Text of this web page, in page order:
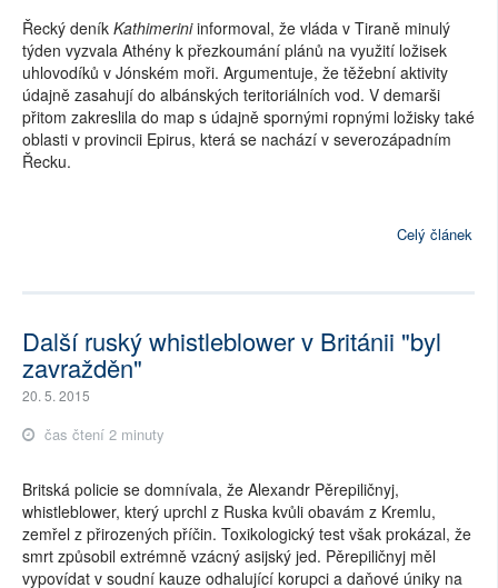
Řecký deník Kathimeriniinformoval, že vláda v Tiraně minulý
týden vyzvala Athény k přezkoumání plánů na využití ložisek
uhlovodíků v Jónském moři. Argumentuje, že těžební aktivity
údajně zasahují do albánských teritoriálních vod. V demarši
přitom zakreslila do map s údajně spornými ropnými ložisky také
oblasti v provincii Epirus, která se nachází v severozápadním
Řecku.
Celý článek
Další ruský whistleblower v Británii "byl
zavražděn"
20. 5. 2015
čas čtení 2 minuty
Britská policie se domnívala, že Alexandr Pěrepiličnyj,
whistleblower, který uprchl z Ruska kvůli obavám z Kremlu,
zemřel z přirozených příčin. Toxikologický test však prokázal, že
smrt způsobil extrémně vzácný asijský jed. Pěrepiličnyj měl
vypovídat v soudní kauze odhalující korupci a daňové úniky na